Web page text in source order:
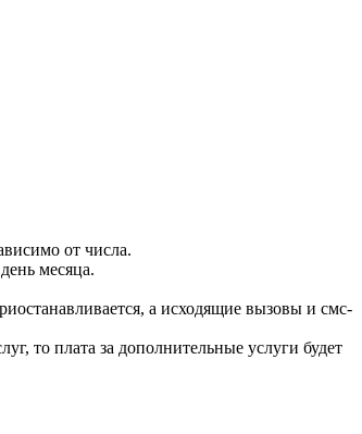
от числа.
месяца.
а исходящие вызовы и смс-
то плата за дополнительные услуги будет